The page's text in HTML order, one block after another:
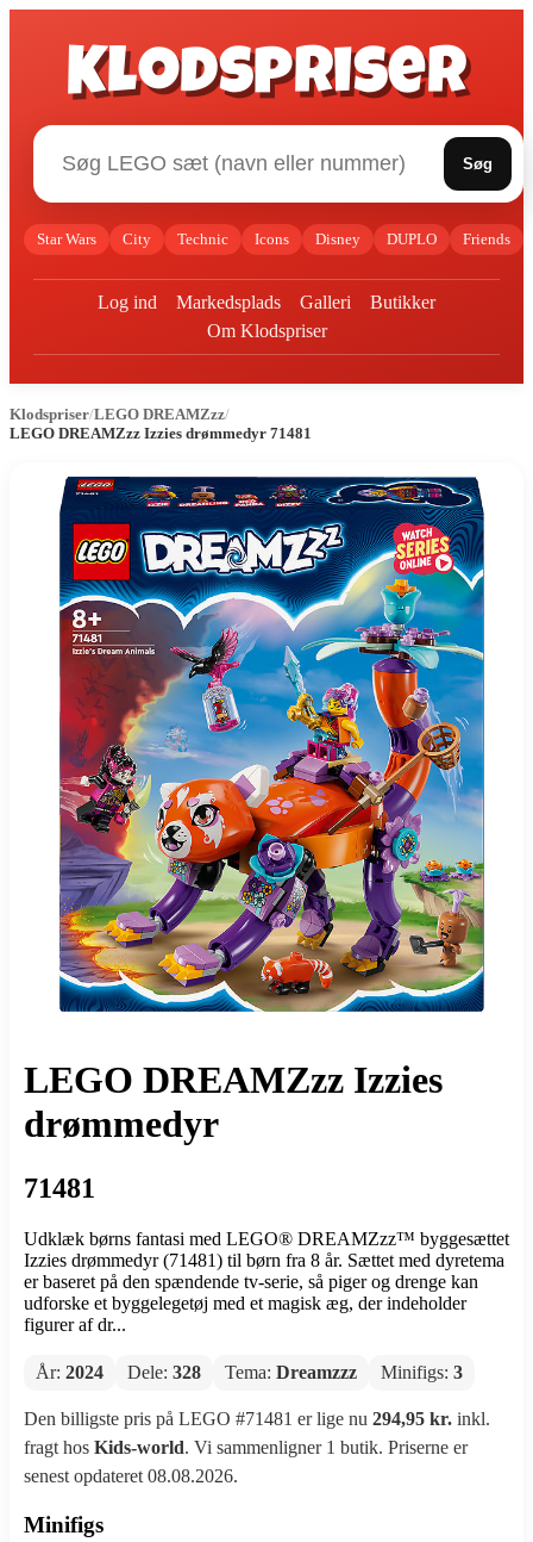
Klodspriser
Søg
Star Wars City Technic Icons Disney DUPLO Friends
Log ind Markedsplads Galleri
Butikker
Om Klodspriser
Klodspriser/LEGO DREAMZzz/
LEGO DREAMZzz Izzies drømmedyr 71481
LEGO DREAMZzz Izzies
drømmedyr
71481
Udklæk børns fantasi med LEGO® DREAMZzz™ byggesættet
Izzies drømmedyr (71481) til børn fra 8 år. Sættet med dyretema
er baseret på den spændende tv-serie, så piger og drenge kan
udforske et byggelegetøj med et magisk æg, der indeholder
figurer af dr...
År: 2024 Dele: 328 Tema: Dreamzzz Minifigs: 3
Den billigste pris på LEGO #71481 er lige nu 294,95 kr. inkl.
fragt hos Kids-world. Vi sammenligner 1 butik. Priserne er
senest opdateret 08.08.2026.
Minifigs